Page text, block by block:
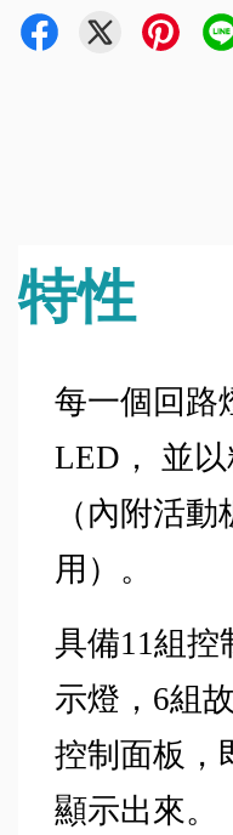
特性
每一個回路
LED， 並
（內附活
用）。
具備11組控
示燈，6組
控制面板，
顯示出來。